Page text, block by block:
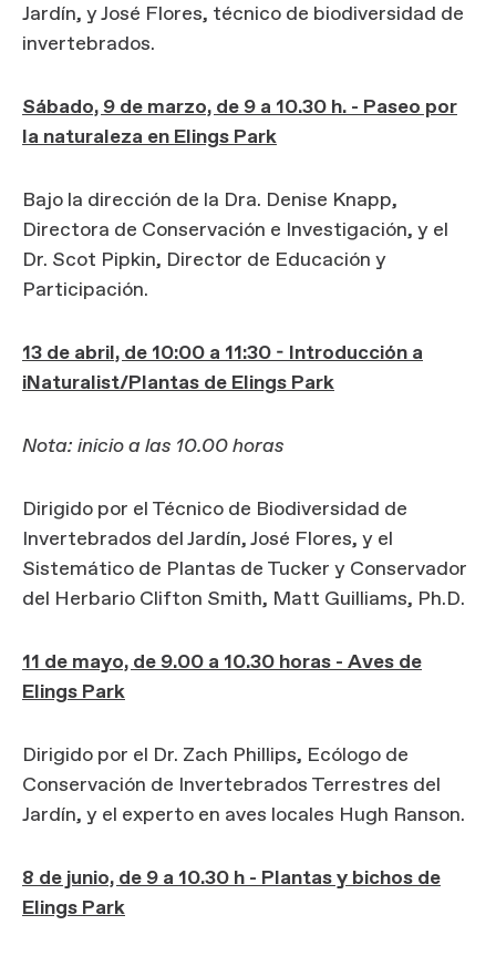
Jardín, y José Flores, técnico de biodiversidad de
invertebrados.
Sábado, 9 de marzo, de 9 a 10.30 h. - Paseo por
la naturaleza en Elings Park
Bajo la dirección de la Dra. Denise Knapp,
Directora de Conservación e Investigación, y el
Dr. Scot Pipkin, Director de Educación y
Participación.
13 de abril, de 10:00 a 11:30 - Introducción a
iNaturalist/Plantas de Elings Park
Nota: inicio a las 10.00 horas
Dirigido por el Técnico de Biodiversidad de
Invertebrados del Jardín, José Flores, y el
Sistemático de Plantas de Tucker y Conservador
del Herbario Clifton Smith, Matt Guilliams, Ph.D.
11 de mayo, de 9.00 a 10.30 horas - Aves de
Elings Park
Dirigido por el Dr. Zach Phillips, Ecólogo de
Conservación de Invertebrados Terrestres del
Jardín, y el experto en aves locales Hugh Ranson.
8 de junio, de 9 a 10.30 h - Plantas y bichos de
Elings Park